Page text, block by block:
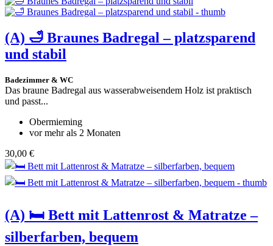
(A) 🛁 Braunes Badregal – platzsparend
und stabil
Badezimmer & WC
Das braune Badregal aus wasserabweisendem Holz ist praktisch
und passt...
Obermieming
vor mehr als 2 Monaten
30,00 €
(A) 🛏️ Bett mit Lattenrost & Matratze –
silberfarben, bequem